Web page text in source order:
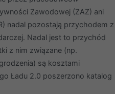
Zawodowej (ZAZ) ani
nadal pozostają przychodem z
Nadal jest to przychód
z nim związane (np.
są kosztami
Ładu 2.0 poszerzono katalog